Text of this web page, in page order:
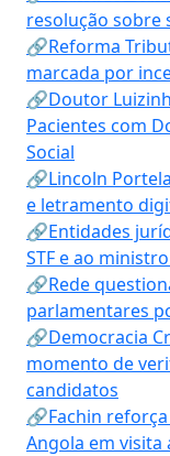
resolução sobre
🔗Reforma
marcada por
🔗Doutor
Pacientes com
Social
🔗Lincoln
e letramento
🔗Entidades
STF e ao
🔗Rede
parlamentares
🔗Democracia
momento de
candidatos
🔗Fachin
Angola em